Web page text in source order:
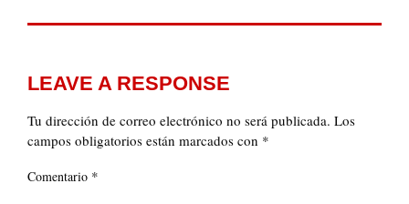
LEAVE A RESPONSE
Tu dirección de correo electrónico no será publicada. Los
campos obligatorios están marcados con *
Comentario *